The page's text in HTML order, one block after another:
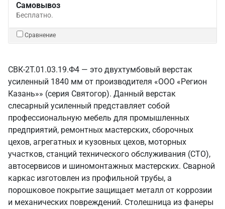
Самовывоз
Бесплатно.
Сравнение
СВК-2Т.01.03.19.Ф4 — это двухтумбовый верстак
усиленный 1840 мм от производителя «ООО «Регион
Казань»» (серия Святогор). Данный верстак
слесарный усиленный представляет собой
профессиональную мебель для промышленных
предприятий, ремонтных мастерских, сборочных
цехов, агрегатных и кузовных цехов, моторных
участков, станций технического обслуживания (СТО),
автосервисов и шиномонтажных мастерских. Сварной
каркас изготовлен из профильной трубы, а
порошковое покрытие защищает металл от коррозии
и механических повреждений. Столешница из фанеры